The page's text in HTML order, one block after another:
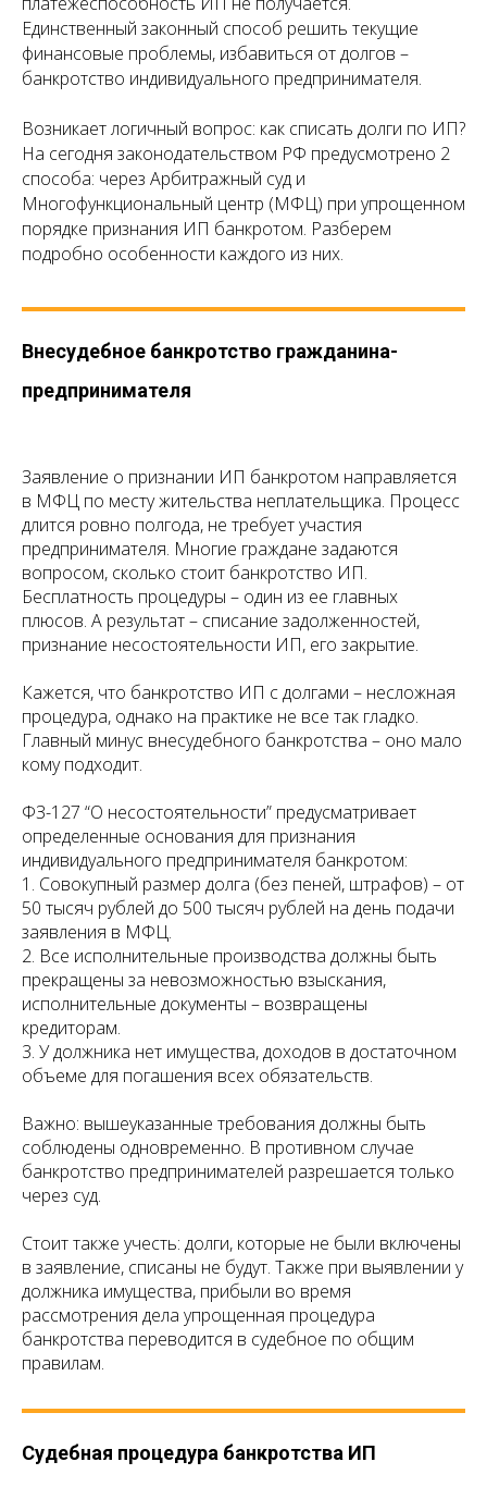
Единственный законный способ решить текущие
финансовые проблемы, избавиться от долгов –
банкротство индивидуального предпринимателя.
Возникает логичный вопрос: как списать долги по ИП?
На сегодня законодательством РФ предусмотрено 2
способа: через Арбитражный суд и
Многофункциональный центр (МФЦ) при упрощенном
порядке признания ИП банкротом. Разберем
подробно особенности каждого из них.
Внесудебное банкротство гражданина-
предпринимателя
Заявление о признании ИП банкротом направляется
в МФЦ по месту жительства неплательщика. Процесс
длится ровно полгода, не требует участия
предпринимателя. Многие граждане задаются
вопросом, сколько стоит банкротство ИП.
Бесплатность процедуры – один из ее главных
плюсов. А результат – списание задолженностей,
признание несостоятельности ИП, его закрытие.
Кажется, что банкротство ИП с долгами – несложная
процедура, однако на практике не все так гладко.
Главный минус внесудебного банкротства – оно мало
кому подходит.
ФЗ-127 “О несостоятельности” предусматривает
определенные основания для признания
индивидуального предпринимателя банкротом:
1. Совокупный размер долга (без пеней, штрафов) – от
50 тысяч рублей до 500 тысяч рублей на день подачи
заявления в МФЦ.
2. Все исполнительные производства должны быть
прекращены за невозможностью взыскания,
исполнительные документы – возвращены
кредиторам.
3. У должника нет имущества, доходов в достаточном
объеме для погашения всех обязательств.
Важно: вышеуказанные требования должны быть
соблюдены одновременно. В противном случае
банкротство предпринимателей разрешается только
через суд.
Стоит также учесть: долги, которые не были включены
в заявление, списаны не будут. Также при выявлении у
должника имущества, прибыли во время
рассмотрения дела упрощенная процедура
банкротства переводится в судебное по общим
правилам.
Судебная процедура банкротства ИП